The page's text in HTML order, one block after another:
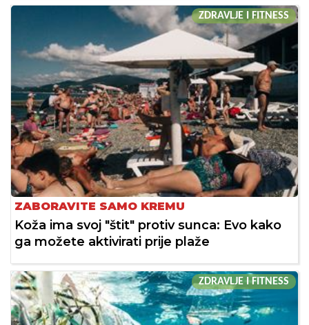
ZDRAVLJE I FITNESS
ZABORAVITE SAMO KREMU
Koža ima svoj "štit" protiv sunca: Evo kako
ga možete aktivirati prije plaže
ZDRAVLJE I FITNESS